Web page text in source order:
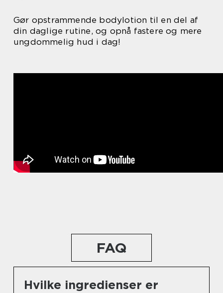
Gør opstrammende bodylotion til en del af
din daglige rutine, og opnå fastere og mere
ungdommelig hud i dag!
FAQ
Hvilke ingredienser er